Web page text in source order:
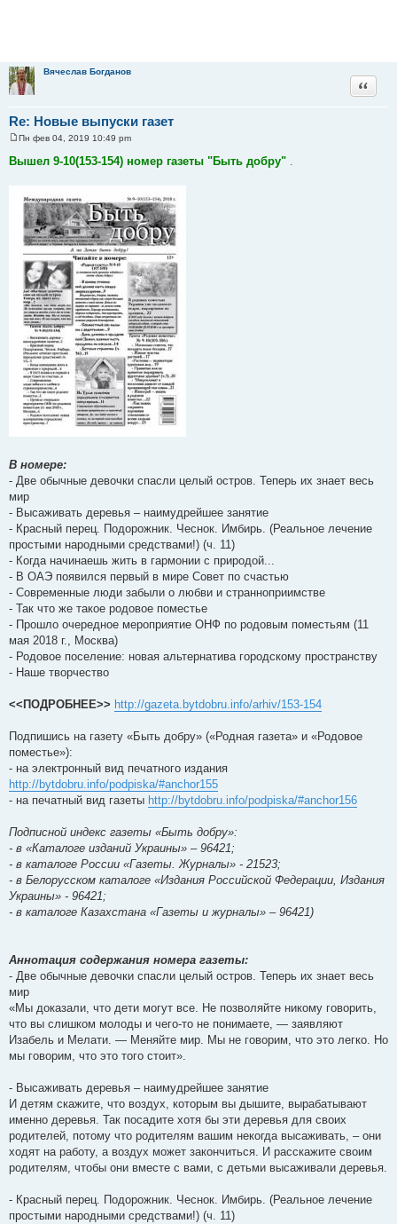
Вячеслав Богданов
Re: Новые выпуски газет
Цитата
о
о
е
е
Пн фев 04, 2019 10:49 pm
Вышел 9-10(153-154) номер газеты "Быть добру" .
В номере:
- Две обычные девочки спасли целый остров. Теперь их знает весь
мир
- Высаживать деревья – наимудрейшее занятие
- Красный перец. Подорожник. Чеснок. Имбирь. (Реальное лечение
простыми народными средствами!) (ч. 11)
- Когда начинаешь жить в гармонии с природой...
- В ОАЭ появился первый в мире Совет по счастью
- Современные люди забыли о любви и странноприимстве
- Так что же такое родовое поместье
- Прошло очередное мероприятие ОНФ по родовым поместьям (11
мая 2018 г., Москва)
- Родовое поселение: новая альтернатива городскому пространству
- Наше творчество
<<ПОДРОБНЕЕ>> http://gazeta.bytdobru.info/arhiv/153-154
Подпишись на газету «Быть добру» («Родная газета» и «Родовое
поместье»):
- на электронный вид печатного издания
http://bytdobru.info/podpiska/#anchor155
- на печатный вид газеты http://bytdobru.info/podpiska/#anchor156
Подписной индекс газеты «Быть добру»:
- в «Каталоге изданий Украины» – 96421;
- в каталоге России «Газеты. Журналы» - 21523;
- в Белорусском каталоге «Издания Российской Федерации, Издания
Украины» - 96421;
- в каталоге Казахстана «Газеты и журналы» – 96421)
Аннотация содержания номера газеты:
- Две обычные девочки спасли целый остров. Теперь их знает весь
мир
«Мы доказали, что дети могут все. Не позволяйте никому говорить,
что вы слишком молоды и чего-то не понимаете, — заявляют
Изабель и Мелати. — Меняйте мир. Мы не говорим, что это легко. Но
мы говорим, что это того стоит».
- Высаживать деревья – наимудрейшее занятие
И детям скажите, что воздух, которым вы дышите, вырабатывают
именно деревья. Так посадите хотя бы эти деревья для своих
родителей, потому что родителям вашим некогда высаживать, – они
ходят на работу, а воздух может закончиться. И расскажите своим
родителям, чтобы они вместе с вами, с детьми высаживали деревья.
- Красный перец. Подорожник. Чеснок. Имбирь. (Реальное лечение
простыми народными средствами!) (ч. 11)